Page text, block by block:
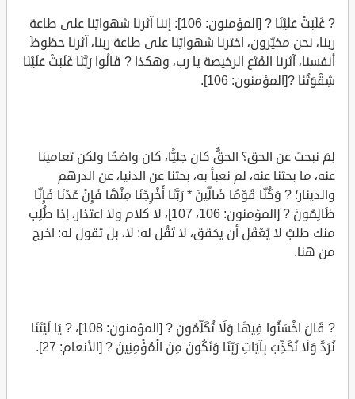
? غَلَبَتْ عَلَيْنَا ? [المؤمنون: 106]: إننا آثرنا شهواتِنا على طاعة
ربنا، نحن مخيَّرون، اخترنا شهواتِنا على طاعة ربنا، آثرنا حظوظَ
أنفسنا، آثرنا المُتَع الرخيصة يا رب، وهكذا ? قَالُوا رَبَّنَا غَلَبَتْ عَلَيْنَا
شِقْوَتُنَا ?[المؤمنون: 106].
لِمَ نبحث عن الحق؟ الحقُّ كان جليًّا، كان واضحًا ولكن تعامينا
عنه، ما بحثنا عنه، لم نعبأ به، بحثنا عن الدنيا، عن الدرهم
والدينار؛ ? وَكُنَّا قَوْمًا ضَالِّينَ * رَبَّنَا أَخْرِجْنَا مِنْهَا فَإِنْ عُدْنَا فَإِنَّا
ظَالِمُونَ ? [المؤمنون: 106، 107]، لا كلام ولا اعتذار، إذا طُلِب
منك طلبٌ لا يُعْقَل أن يحَقق، لا تَقُل له: لا، بل تقول له: اخرج
من هنا.
? قَالَ اخْسَئُوا فِيهَا وَلَا تُكَلِّمُونِ ? [المؤمنون: 108]، ? يَا لَيْتَنَا
نُرَدُّ وَلَا نُكَذِّبَ بِآيَاتِ رَبِّنَا وَنَكُونَ مِنَ الْمُؤْمِنِينَ ? [الأنعام: 27].